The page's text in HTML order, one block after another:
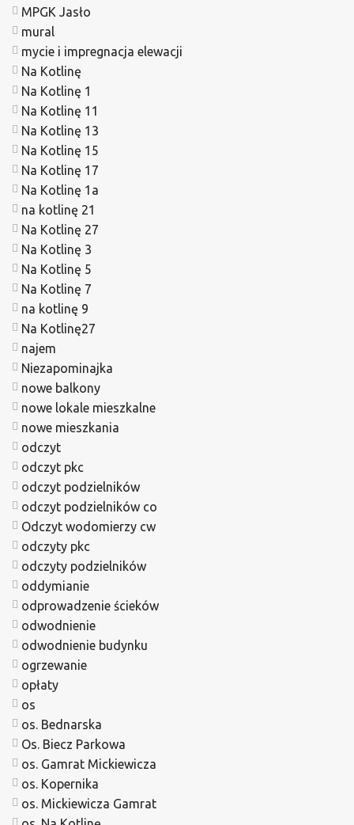
MPGK Jasło
mural
mycie i impregnacja elewacji
Na Kotlinę
Na Kotlinę 1
Na Kotlinę 11
Na Kotlinę 13
Na Kotlinę 15
Na Kotlinę 17
Na Kotlinę 1a
na kotlinę 21
Na Kotlinę 27
Na Kotlinę 3
Na Kotlinę 5
Na Kotlinę 7
na kotlinę 9
Na Kotlinę27
najem
Niezapominajka
nowe balkony
nowe lokale mieszkalne
nowe mieszkania
odczyt
odczyt pkc
odczyt podzielników
odczyt podzielników co
Odczyt wodomierzy cw
odczyty pkc
odczyty podzielników
oddymianie
odprowadzenie ścieków
odwodnienie
odwodnienie budynku
ogrzewanie
opłaty
os
os. Bednarska
Os. Biecz Parkowa
os. Gamrat Mickiewicza
os. Kopernika
os. Mickiewicza Gamrat